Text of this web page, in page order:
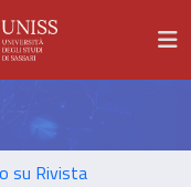
su Rivista